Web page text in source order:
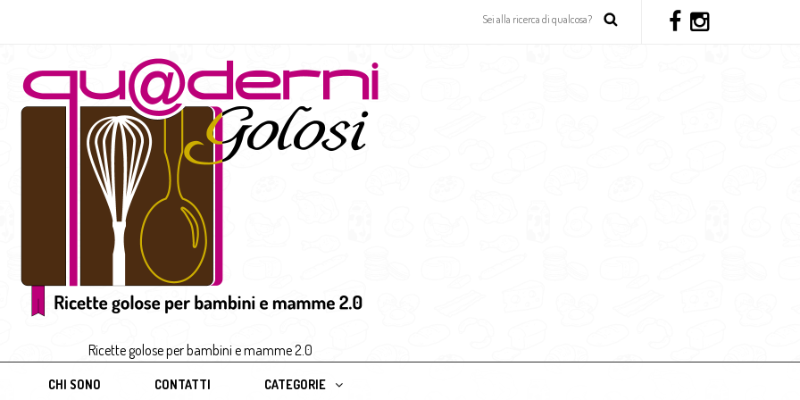
Ricette golose per bambini e mamme 2.0
CHI SONO CONTATTI CATEGORIE